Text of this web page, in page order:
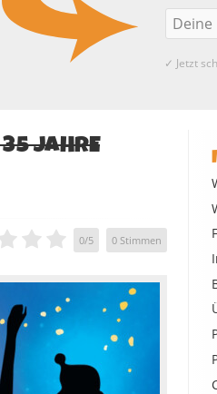
✓ Jetzt
JAHRE
0/5 0Stimmen